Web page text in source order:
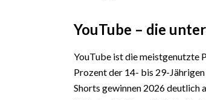
YouTube – die
YouTube ist die meistgenutzte
Prozent der 14- bis 29-
Shorts gewinnen 2026